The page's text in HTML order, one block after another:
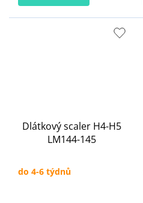
Dlátkový scaler H4-H5
LM144-145
do 4-6 týdnů